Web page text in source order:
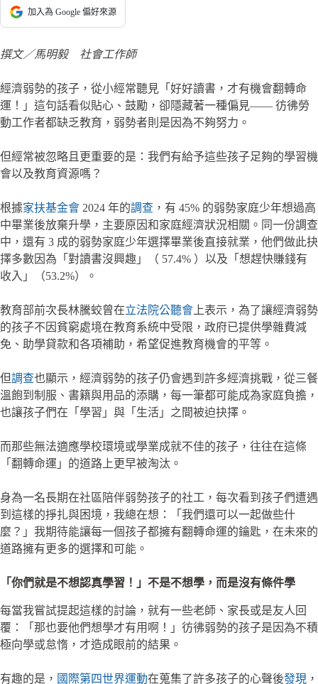
加入為 Google 偏好來源
撰文／馬明毅 社會工作師
經濟弱勢的孩子，從小經常聽見「好好讀書，才有機會翻轉命
運！」這句話看似貼心、鼓勵，卻隱藏著一種偏見—— 彷彿勞
動工作者都缺乏教育，弱勢者則是因為不夠努力。
但經常被忽略且更重要的是：我們有給予這些孩子足夠的學習機
會以及教育資源嗎？
根據家扶基金會 2024 年的調查 ，有 45% 的弱勢家庭少年想過高
中畢業後放棄升學，主要原因和家庭經濟狀況相關。同一份調查
中，還有 3 成的弱勢家庭少年選擇畢業後直接就業，他們做此抉
擇多數因為「對讀書沒興趣」（ 57.4% ）以及「想趕快賺錢有
收入」（53.2%）。
教育部前次長林騰蛟曾在立法院公聽會 上表示，為了讓經濟弱勢
的孩子不因貧窮處境在教育系統中受限，政府已提供學雜費減
免、助學貸款和各項補助，希望促進教育機會的平等。
但調查也顯示，經濟弱勢的孩子仍會遇到許多經濟挑戰，從三餐
溫飽到制服、書籍與用品的添購，每一筆都可能成為家庭負擔，
也讓孩子們在「學習」與「生活」之間被迫抉擇。
而那些無法適應學校環境或學業成就不佳的孩子，往往在這條
「翻轉命運」的道路上更早被淘汰。
身為一名長期在社區陪伴弱勢孩子的社工，每次看到孩子們遭遇
到這樣的掙扎與困境，我總在想：「我們還可以一起做些什
麼？」我期待能讓每一個孩子都擁有翻轉命運的鑰匙，在未來的
道路擁有更多的選擇和可能。
「你們就是不想認真學習！」不是不想學，而是沒有條件學
每當我嘗試提起這樣的討論，就有一些老師、家長或是友人回
覆：「那也要他們想學才有用啊！」彷彿弱勢的孩子是因為不積
極向學或怠惰，才造成眼前的結果。
有趣的是， 國際第四世界運動在蒐集了許多孩子的心聲後發現 ，